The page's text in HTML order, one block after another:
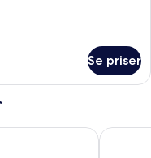
Se priser
Charlie Novotel